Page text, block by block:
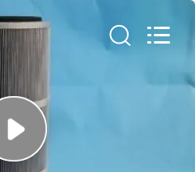
الصفحة
Environmental
Technology
Co.,Ltd..
Reserved.